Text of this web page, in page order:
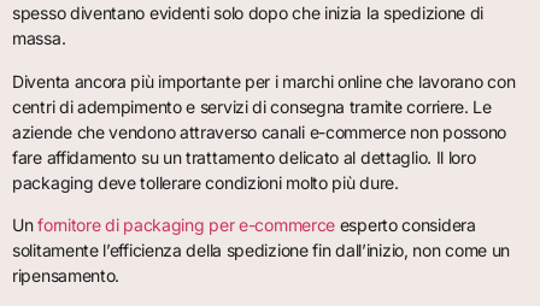
spesso diventano evidenti solo dopo che inizia la spedizione di
massa.
Diventa ancora più importante per i marchi online che lavorano con
centri di adempimento e servizi di consegna tramite corriere. Le
aziende che vendono attraverso canali e-commerce non possono
fare affidamento su un trattamento delicato al dettaglio. Il loro
packaging deve tollerare condizioni molto più dure.
Unfornitore di packaging per e-commerce esperto considera
solitamente l’efficienza della spedizione fin dall’inizio, non come un
ripensamento.